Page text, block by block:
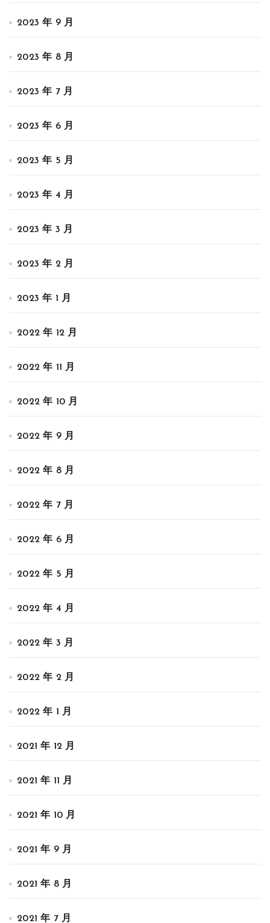
2023 年 9 月
2023 年 8 月
2023 年 7 月
2023 年 6 月
2023 年 5 月
2023 年 4 月
2023 年 3 月
2023 年 2 月
2023 年 1 月
2022 年 12 月
2022 年 11 月
2022 年 10 月
2022 年 9 月
2022 年 8 月
2022 年 7 月
2022 年 6 月
2022 年 5 月
2022 年 4 月
2022 年 3 月
2022 年 2 月
2022 年 1 月
2021 年 12 月
2021 年 11 月
2021 年 10 月
2021 年 9 月
2021 年 8 月
2021 年 7 月